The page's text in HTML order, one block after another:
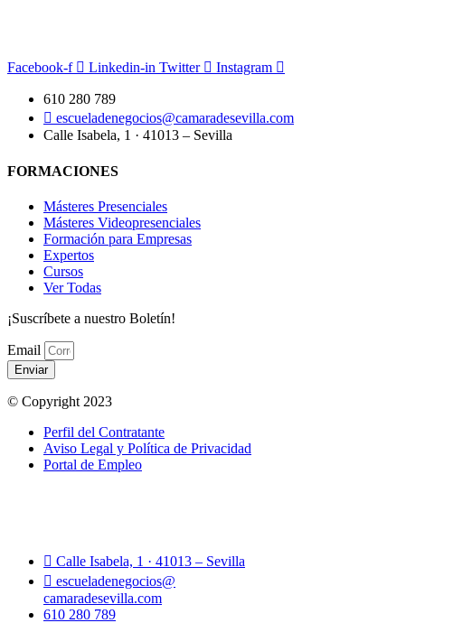
Facebook-f Linkedin-in Twitter Instagram
610 280 789
escueladenegocios@camaradesevilla.com
Calle Isabela, 1 · 41013 – Sevilla
FORMACIONES
Másteres Presenciales
Másteres Videopresenciales
Formación para Empresas
Expertos
Cursos
Ver Todas
¡Suscríbete a nuestro Boletín!
Email
Enviar
© Copyright 2023
Perfil del Contratante
Aviso Legal y Política de Privacidad
Portal de Empleo
Calle Isabela, 1 · 41013 – Sevilla
escueladenegocios@
camaradesevilla.com
610 280 789